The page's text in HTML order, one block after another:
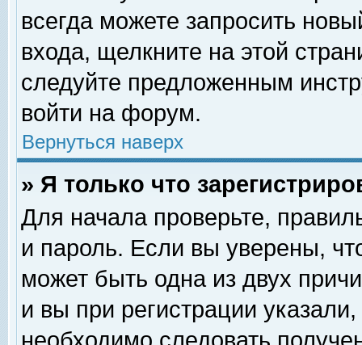
всегда можете запросить
входа, щелкните на этой
следуйте предложенным
войти на форум.
Вернуться наверх
» Я только что
Для начала проверьте,
и пароль. Если вы уверены,
может быть одна из двух
и вы при регистрации